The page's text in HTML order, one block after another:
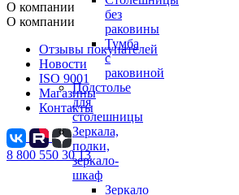
без
раковины
Тумба
с
раковиной
Подстолье
для
столешницы
Зеркала,
полки,
зеркало-
шкаф
Зеркало
О компании
О компании
Отзывы покупателей
Новости
ISO 9001
Магазины
Контакты
8 800 550 30 13